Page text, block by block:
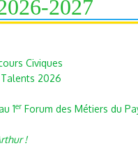
2027
Civiques
2026
1erForum des Métiers du
!